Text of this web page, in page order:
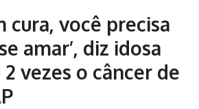
cura, você precisa
amar’, diz idosa
vezes o câncer de